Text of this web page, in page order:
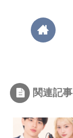
関連記事